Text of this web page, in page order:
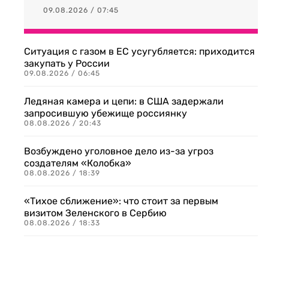
09.08.2026 / 07:45
Ситуация с газом в ЕС усугубляется: приходится
закупать у России
09.08.2026 / 06:45
Ледяная камера и цепи: в США задержали
запросившую убежище россиянку
08.08.2026 / 20:43
Возбуждено уголовное дело из-за угроз
создателям «Колобка»
08.08.2026 / 18:39
«Тихое сближение»: что стоит за первым
визитом Зеленского в Сербию
08.08.2026 / 18:33